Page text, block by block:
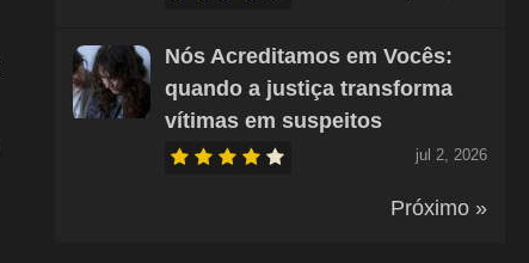
Nós Acreditamos em Vocês:
quando a justiça transforma
vítimas em suspeitos
jul 2, 2026
Próximo »